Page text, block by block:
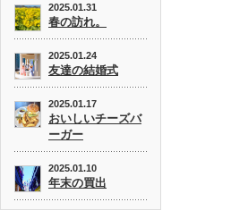
2025.01.31
春の訪れ。
2025.01.24
友達の結婚式
2025.01.17
おいしいチーズバ
ーガー
2025.01.10
年末の買出